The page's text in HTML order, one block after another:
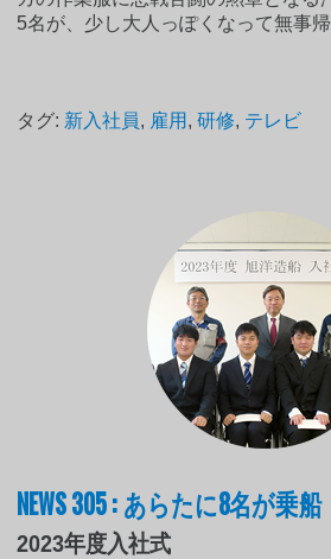
5名が、少し大人っぽくなって無事
タグ: 新入社員, 雇用 ,研修, テレビ
NEWS 305 : あらたに8名が乗船
2023年度入社式